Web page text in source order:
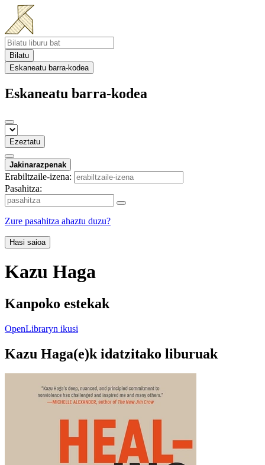
Bilatu
Eskaneatu barra-kodea
Eskaneatu barra-kodea
Ezeztatu
Jakinarazpenak
Erabiltzaile-izena:
Pasahitza:
Zure pasahitza ahaztu duzu?
Hasi saioa
Kazu Haga
Kanpoko estekak
OpenLibraryn ikusi
Kazu Haga(e)k idatzitako liburuak